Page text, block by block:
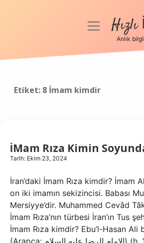
Anasayfa
menüyü
Anlık
Etiket: 8 İmam kimdir
İMam Rıza Kimin
Tarih: Ekim 23, 2024
İran’daki İmam Rıza kimdir? İmam
on iki imamın sekizincisi. Babası
Mersiyye’dir. Muhammed Cevâd
İmam Rıza’nın türbesi İran’ın Tus
İmam Rıza kimdir? Ebu’l-Hasan Ali
(Arapça: الإمام الرضا عليه السلام) (h. 148-203) İsna Aşer